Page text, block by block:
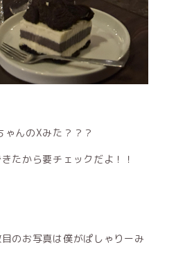
んのXみた？？？
たから要チェックだよ！！
のお写真は僕がぱしゃりーみ